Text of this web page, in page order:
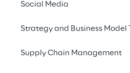
Social Media
Strategy and Business
Supply Chain Management
We are
Company Profile